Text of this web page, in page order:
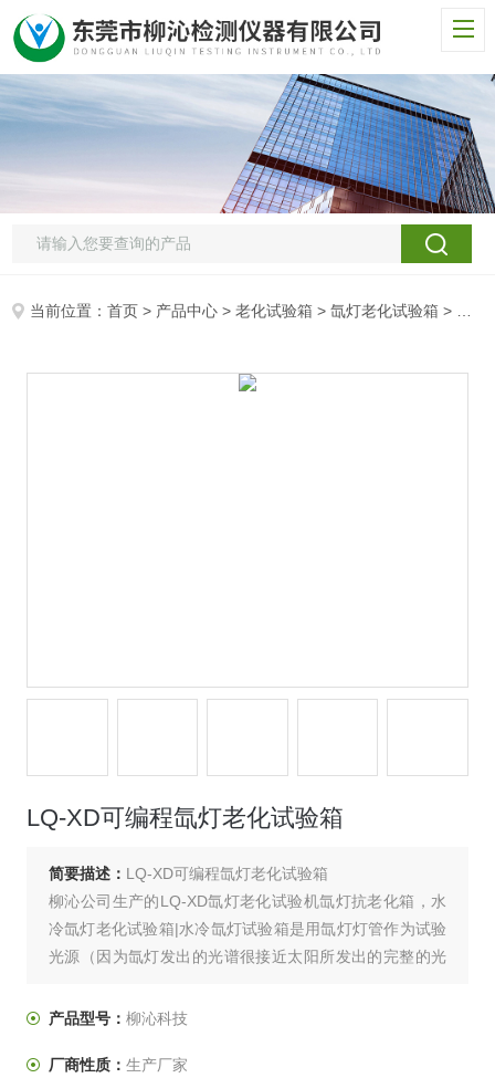
当前位置：首页 > 产品中心 >老化试验箱 >氙灯老化试验箱 > 柳沁科技LQ-XD可编程氙灯老化试验箱
LQ-XD可编程氙灯老化试验箱
简要描述： LQ-XD可编程氙灯老化试验箱
柳沁公司生产的LQ-XD氙灯老化试验机氙灯抗老化箱，水
冷氙灯老化试验箱|水冷氙灯试验箱是用氙灯灯管作为试验
光源（因为氙灯发出的光谱很接近太阳所发出的完整的光
整台试验箱只用一根水冷特制的灯管垂直放置在氙灯试验
外线）。测试产品切片安装在固定的挂架上面向
产品型号： 柳沁科技
厂商性质： 生产厂家